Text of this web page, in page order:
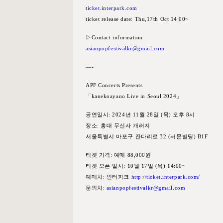
ticket.interpark.com
ticket release date: Thu,17th Oct 14:00~
▷Contact information
asianpopfestivalkr@gmail.com
—-
APF Concerts Presents
「kanekoayano Live in Seoul 2024」
공연일시: 2024년 11월 28일 (목) 오후 8시
장소: 홍대 무신사 개러지
서울특별시 마포구 잔다리로 32 (서문빌딩) B1F
티켓 가격: 예매 88,000원
티켓 오픈 일시: 10월 17일 (목) 14:00~
예매처: 인터파크 http://ticket.interpark.com/
문의처: asianpopfestivalkr@gmail.com